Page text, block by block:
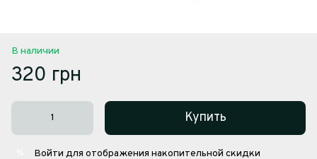
В наличии
320 грн
Купить
Войти для отображения накопительной скидки